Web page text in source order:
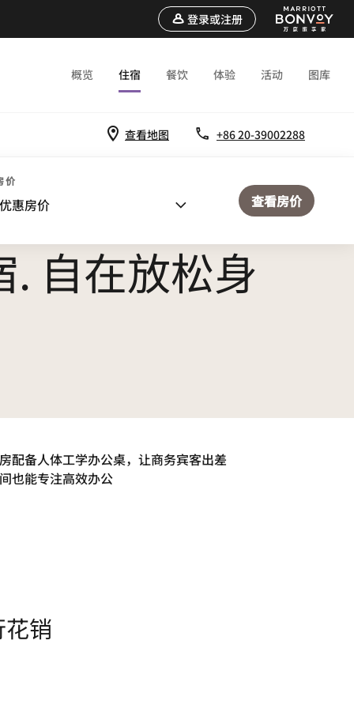
登录或注册
概览 住宿 餐饮 体验 活动 图库
查看地图 +86 20-39002288
价
惠房价 查看房价
自在放松身
配备人体工学办公桌，让商务宾客出差
也能专注高效办公
销